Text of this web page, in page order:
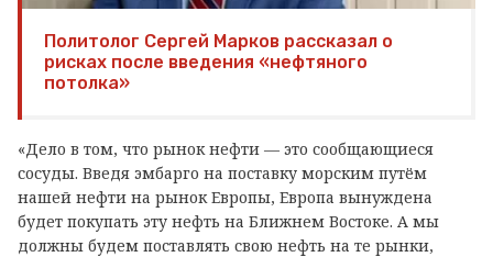
Политолог Сергей Марков рассказал о
рисках после введения «нефтяного
потолка»
«Дело в том, что рынок нефти — это сообщающиеся
сосуды. Введя эмбарго на поставку морским путём
нашей нефти на рынок Европы, Европа вынуждена
будет покупать эту нефть на Ближнем Востоке. А мы
должны будем поставлять свою нефть на те рынки,